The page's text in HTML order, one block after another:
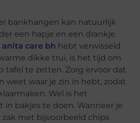
bankhangen kan natuurlijk
een hapje en een drankje.
anita care bh hebt verwisseld
dikke trui, is het tijd om
tafel te zetten. Zorg ervoor dat
weet waar je zin in hebt, zodat
Wel is het
in bakjes te doen. Wanneer je
met bijvoorbeeld chips